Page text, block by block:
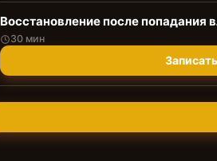
Восстановление после попадания
30 мин